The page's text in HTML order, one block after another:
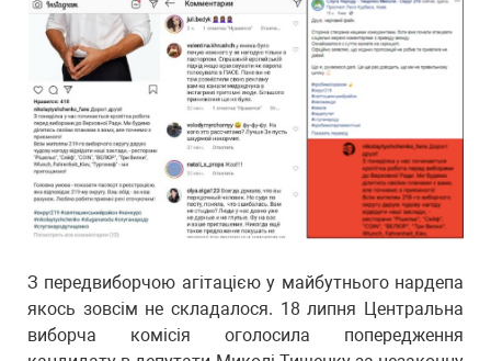
З передвиборчою агітацією у майбутнього нардепа
якось зовсім не складалося. 18 липня Центральна
виборча комісія оголосила попередження